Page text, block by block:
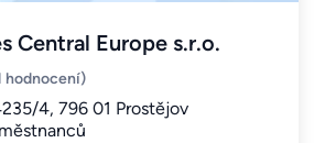
Central Europe s.r.o.
hodnocení)
4, 796 01 Prostějov